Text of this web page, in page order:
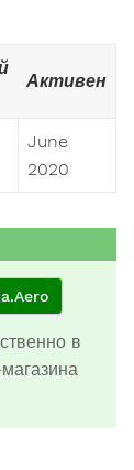
Активен
June
2020
в